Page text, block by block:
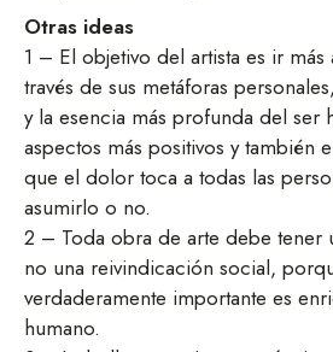
Otras ideas
1 – El objetivo del artista es ir
través de sus metáforas
y la esencia más profunda del ser
aspectos más positivos y también
que el dolor toca a todas las
asumirlo o no.
2 – Toda obra de arte debe tener
no una reivindicación social,
verdaderamente importante es
humano.